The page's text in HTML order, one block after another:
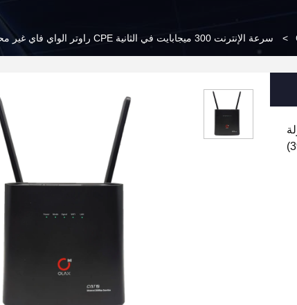
> سرعة الإنترنت 300 ميجابايت في الثانية CPE راوتر الواي فاي غير محدود الاتصال و نقطة اتصال الواي فاي المحمولة